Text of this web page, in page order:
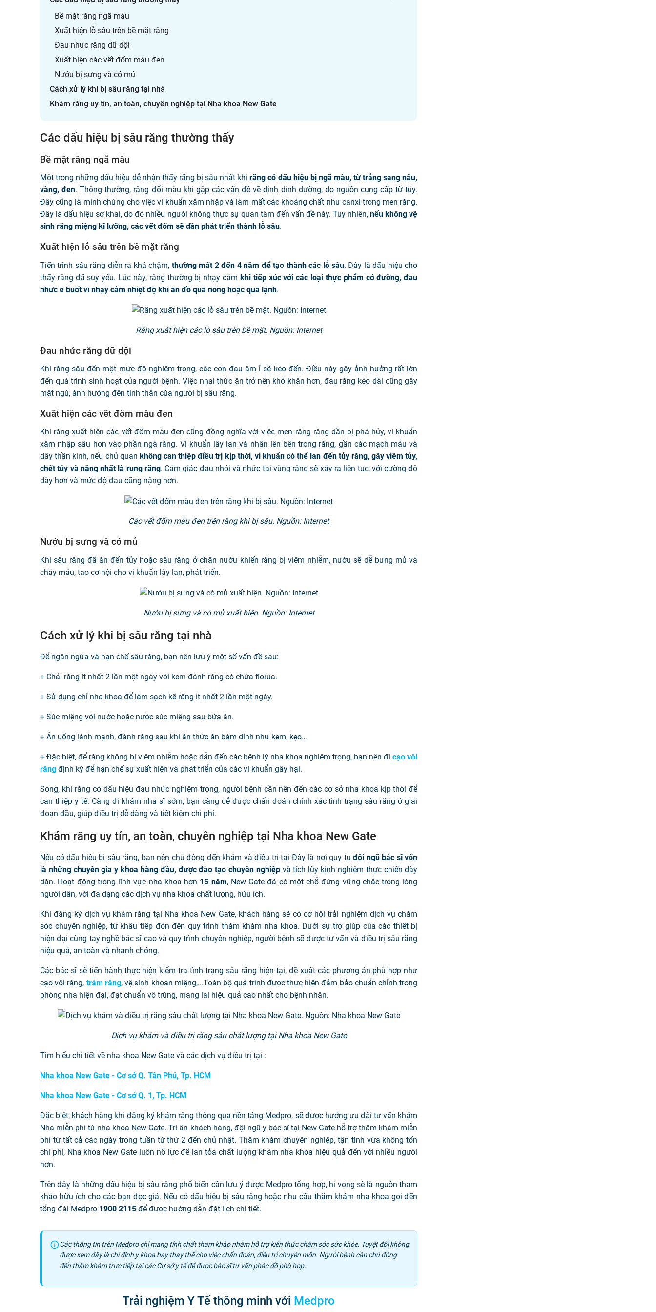
Bề mặt răng ngã màu
Xuất hiện lỗ sâu trên bề mặt răng
Đau nhức răng dữ dội
Xuất hiện các vết đốm màu đen
Nướu bị sưng và có mủ
Cách xử lý khi bị sâu răng tại nhà
Khám răng uy tín, an toàn, chuyên nghiệp tại Nha khoa New Gate
Các dấu hiệu bị sâu răng thường thấy
Bề mặt răng ngã màu
Một trong những dấu hiệu dễ nhận thấy răng bị sâu nhất khi răng có dấu hiệu bị ngã màu, từ trắng sang nâu,
vàng, đen. Thông thường, răng đổi màu khi gặp các vấn đề về dinh dinh dưỡng, do nguồn cung cấp từ tủy.
Đây cũng là minh chứng cho việc vi khuẩn xâm nhập và làm mất các khoáng chất như canxi trong men răng.
Đây là dấu hiệu sơ khai, do đó nhiều người không thực sự quan tâm đến vấn đề này. Tuy nhiên,nếu không vệ
sinh răng miệng kĩ lưỡng, các vết đốm sẽ dần phát triển thành lỗ sâu.
Xuất hiện lỗ sâu trên bề mặt răng
Tiến trình sâu răng diễn ra khá chậm, thường mất 2 đến 4 năm để tạo thành các lỗ sâu. Đây là dấu hiệu cho
thấy răng đã suy yếu. Lúc này, răng thường bị nhạy cảm khi tiếp xúc với các loại thực phẩm có đường, đau
nhức ê buốt vì nhạy cảm nhiệt độ khi ăn đồ quá nóng hoặc quá lạnh.
Răng xuất hiện các lỗ sâu trên bề mặt. Nguồn: Internet
Đau nhức răng dữ dội
Khi răng sâu đến một mức độ nghiêm trọng, các cơn đau âm ỉ sẽ kéo đến. Điều này gây ảnh hưởng rất lớn
đến quá trình sinh hoạt của người bệnh. Việc nhai thức ăn trở nên khó khăn hơn, đau răng kéo dài cũng gây
mất ngủ, ảnh hưởng đến tinh thần của người bị sâu răng.
Xuất hiện các vết đốm màu đen
Khi răng xuất hiện các vết đốm màu đen cũng đồng nghĩa với việc men răng răng dần bị phá hủy, vi khuẩn
xâm nhập sâu hơn vào phần ngà răng. Vi khuẩn lây lan và nhân lên bên trong răng, gần các mạch máu và
dây thần kinh, nếu chủ quan không can thiệp điều trị kịp thời, vi khuẩn có thể lan đến tủy răng, gây viêm tủy,
chết tủy và nặng nhất là rụng răng. Cảm giác đau nhói và nhức tại vùng răng sẽ xảy ra liên tục, với cường độ
dày hơn và mức độ đau cũng nặng hơn.
Các vết đốm màu đen trên răng khi bị sâu. Nguồn: Internet
Nướu bị sưng và có mủ
Khi sâu răng đã ăn đến tủy hoặc sâu răng ở chân nướu khiến răng bị viêm nhiễm, nướu sẽ dễ bưng mủ và
chảy máu, tạo cơ hội cho vi khuẩn lây lan, phát triển.
Nướu bị sưng và có mủ xuất hiện. Nguồn: Internet
Cách xử lý khi bị sâu răng tại nhà
Để ngăn ngừa và hạn chế sâu răng, bạn nên lưu ý một số vấn đề sau:
+ Chải răng ít nhất 2 lần một ngày với kem đánh răng có chứa florua.
+ Sử dụng chỉ nha khoa để làm sạch kẽ răng ít nhất 2 lần một ngày.
+ Súc miệng với nước hoặc nước súc miệng sau bữa ăn.
+ Ăn uống lành mạnh, đánh răng sau khi ăn thức ăn bám dính như kem, kẹo…
+ Đặc biệt, để răng không bị viêm nhiễm hoặc dẫn đến các bệnh lý nha khoa nghiêm trọng, bạn nên đi cạo vôi
răng định kỳ để hạn chế sự xuất hiện và phát triển của các vi khuẩn gây hại.
Song, khi răng có dấu hiệu đau nhức nghiệm trọng, người bệnh cần nên đến các cơ sở nha khoa kịp thời để
can thiệp y tế. Càng đi khám nha sĩ sớm, bạn càng dễ được chẩn đoán chính xác tình trạng sâu răng ở giai
đoạn đầu, giúp điều trị dễ dàng và tiết kiệm chi phí.
Khám răng uy tín, an toàn, chuyên nghiệp tại Nha khoa New Gate
Nếu có dấu hiệu bị sâu răng, bạn nên chủ động đến khám và điều trị tại Đây là nơi quy tụđội ngũ bác sĩ vốn
là những chuyên gia y khoa hàng đầu, được đào tạo chuyên nghiệpvà tích lũy kinh nghiệm thực chiến dày
dặn. Hoạt động trong lĩnh vực nha khoa hơn 15 năm, New Gate đã có một chỗ đứng vững chắc trong lòng
người dân, với đa dạng các dịch vụ nha khoa chất lượng, hữu ích.
Khi đăng ký dịch vụ khám răng tại Nha khoa New Gate, khách hàng sẽ có cơ hội trải nghiệm dịch vụ chăm
sóc chuyên nghiệp, từ khâu tiếp đón đến quy trình thăm khám nha khoa. Dưới sự trợ giúp của các thiết bị
hiện đại cùng tay nghề bác sĩ cao và quy trình chuyên nghiệp, người bệnh sẽ được tư vấn và điều trị sâu răng
hiệu quả, an toàn và nhanh chóng.
Các bác sĩ sẽ tiến hành thực hiện kiểm tra tình trạng sâu răng hiện tại, đề xuất các phương án phù hợp như
cạo vôi răng, trám răng, vệ sinh khoan miệng,...Toàn bộ quá trình được thực hiện đảm bảo chuẩn chỉnh trong
phòng nha hiện đại, đạt chuẩn vô trùng, mang lại hiệu quả cao nhất cho bệnh nhân.
Dịch vụ khám và điều trị răng sâu chất lượng tại Nha khoa New Gate
Tìm hiểu chi tiết về nha khoa New Gate và các dịch vụ điều trị tại :
Nha khoa New Gate - Cơ sở Q. Tân Phú, Tp. HCM
Nha khoa New Gate - Cơ sở Q. 1, Tp. HCM
Đặc biệt, khách hàng khi đăng ký khám răng thông qua nền tảng Medpro, sẽ được hưởng ưu đãi tư vấn khám
Nha miễn phí từ nha khoa New Gate. Tri ân khách hàng, đội ngũ y bác sĩ tại New Gate hỗ trợ thăm khám miễn
phí từ tất cả các ngày trong tuần từ thứ 2 đến chủ nhật. Thăm khám chuyên nghiệp, tận tình vừa không tốn
chi phí, Nha khoa New Gate luôn nỗ lực để lan tỏa chất lượng khám nha khoa hiệu quả đến với nhiều người
hơn.
Trên đây là những dấu hiệu bị sâu răng phổ biến cần lưu ý được Medpro tổng hợp, hi vọng sẽ là nguồn tham
khảo hữu ích cho các bạn đọc giả. Nếu có dấu hiệu bị sâu răng hoặc nhu cầu thăm khám nha khoa gọi đến
tổng đài Medpro 1900 2115 để được hướng dẫn đặt lịch chi tiết.
Các thông tin trên Medpro chỉ mang tính chất tham khảo nhằm hỗ trợ kiến thức chăm sóc sức khỏe. Tuyệt đối không
được xem đây là chỉ định y khoa hay thay thế cho việc chẩn đoán, điều trị chuyên môn. Người bệnh cần chủ động
đến thăm khám trực tiếp tại các Cơ sở y tế để được bác sĩ tư vấn phác đồ phù hợp.
Trải nghiệm Y Tế thông minh với Medpro